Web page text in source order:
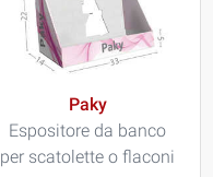
Paky
Espositore da banco
per scatolette o flaconi